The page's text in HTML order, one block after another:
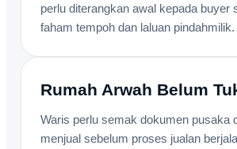
perlu diterangkan awal kepada buyer
faham tempoh dan laluan pindahmilik.
Rumah Arwah Belum
Waris perlu semak dokumen pusaka
menjual sebelum proses jualan